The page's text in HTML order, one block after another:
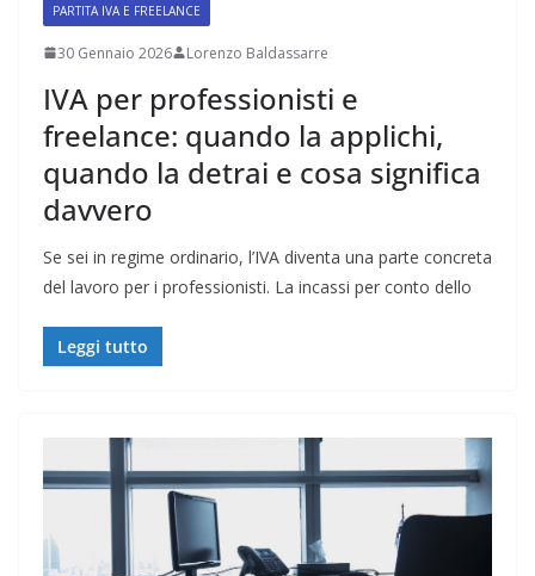
PARTITA IVA E FREELANCE
30 Gennaio 2026 Lorenzo Baldassarre
IVA per professionisti e
freelance: quando la applichi,
quando la detrai e cosa significa
davvero
Se sei in regime ordinario, l’IVA diventa una parte concreta
del lavoro per i professionisti. La incassi per conto dello
Leggi tutto